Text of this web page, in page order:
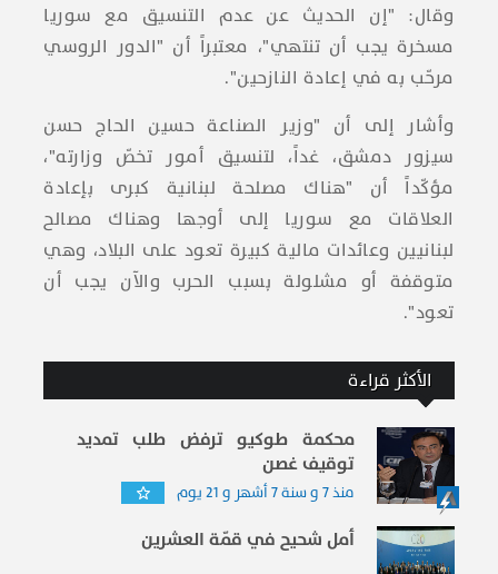
وقال: "إن الحديث عن عدم التنسيق مع سوريا
مسخرة يجب أن تنتهي"، معتبراً أن "الدور الروسي
مرحّب به في إعادة النازحين".
وأشار إلى أن "وزير الصناعة ​حسين الحاج حسن​
سيزور دمشق، غداً، لتنسيق أمور تخصّ وزارته"،
مؤكّداً أن "هناك مصلحة لبنانية كبرى بإعادة
العلاقات مع سوريا إلى أوجها وهناك مصالح
لبنانيين وعائدات مالية كبيرة تعود على البلاد، وهي
متوقفة أو مشلولة بسبب الحرب والآن يجب أن
تعود".
الأكثر قراءة
محكمة طوكيو ترفض طلب تمديد
توقيف غصن
منذ 7 و سنة 7 أشهر و 21 يوم
أمل شحيح في قمّة العشرين